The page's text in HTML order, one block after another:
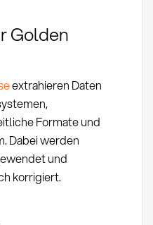
Golden
extrahieren Daten
Formate und
Dabei werden
und
korrigiert.